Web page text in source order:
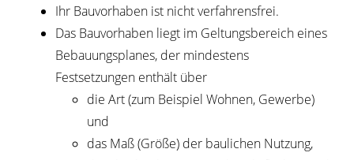
Ihr Bauvorhaben ist nicht verfahrensfrei.
Das Bauvorhaben liegt im Geltungsbereich eines
Bebauungsplanes, der mindestens
Festsetzungen enthält über
die Art (zum Beispiel Wohnen, Gewerbe)
und
das Maß (Größe) der baulichen Nutzung,